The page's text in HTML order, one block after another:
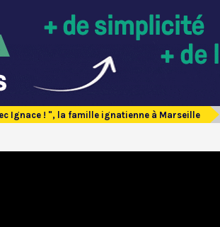
Ignace ! ", la famille ignatienne à Marseille